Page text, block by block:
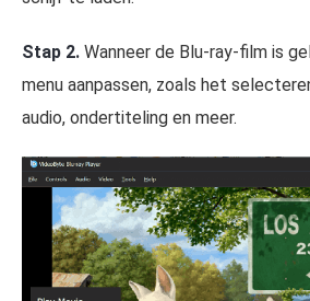
Stap 2. Wanneer de Blu-ray-film is
menu aanpassen, zoals het
audio, ondertiteling en meer.